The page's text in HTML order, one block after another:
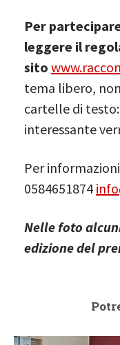
Per
leggere il
sito
tema libero,
cartelle di
interessante
Per
0584651874
Nelle foto
edizione del